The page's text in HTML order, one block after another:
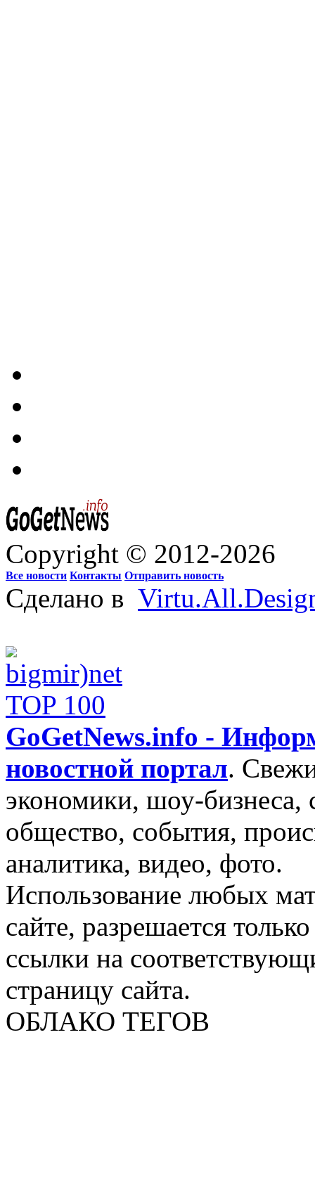
Copyright © 2012-2026
Все новости Контакты Отправить новость
Сделано в
GoGetNews.info -
новостной портал.
экономики, шоу-бизнеса,
общество, события,
аналитика, видео, фото.
Использование любых
сайте, разрешается
ссылки на
страницу сайта.
ОБЛАКО ТЕГОВ